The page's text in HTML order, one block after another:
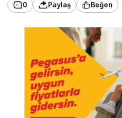
0 Paylaş Beğen